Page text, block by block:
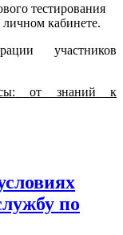
тестирования
кабинете.
участников
от знаний к
по